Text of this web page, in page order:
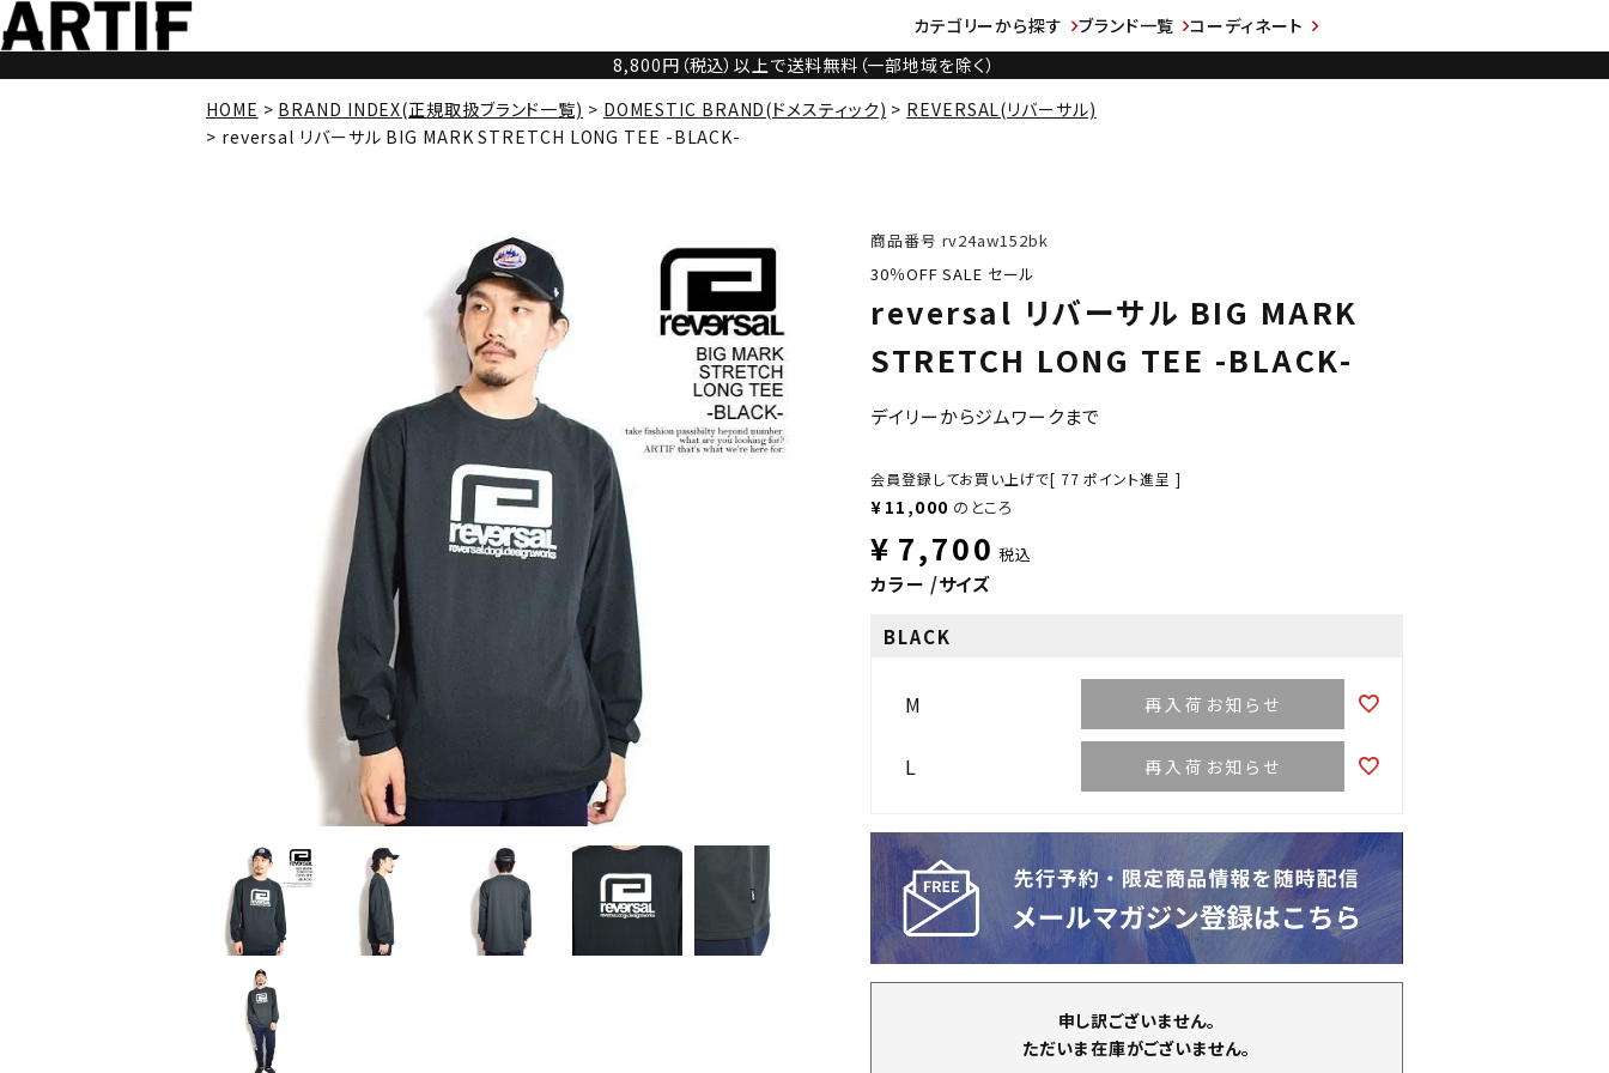
カテゴリーから探す ブランド一覧
コーディネート
8,800円（税込）以上で送料無料（一部地域を除く）
HOME
BRAND INDEX(正規取扱ブランド一覧) DOMESTIC BRAND(ドメスティック)
REVERSAL(リバーサル)
reversal リバーサル BIG MARK STRETCH LONG TEE -BLACK-
商品番号 rv24aw152bk
30％OFF SALE セール
reversal リバーサル BIG MARK
STRETCH LONG TEE -BLACK-
デイリーからジムワークまで
会員登録してお買い上げで[ 77 ポイント進呈 ]
¥ 11,000 のところ
¥ 7,700 税込
カラー サイズ
BLACK
M 再入荷お知らせ
L 再入荷お知らせ
申し訳ございません。
ただいま在庫がございません。